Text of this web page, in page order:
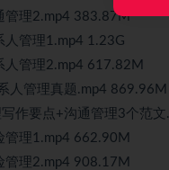
管理2.mp4 383.87M
人管理1.mp4 1.23G
人管理2.mp4 617.82M
人管理真题.mp4 869.96M
作要点+沟通管理3个范
管理1.mp4 662.90M
管理2.mp4 908.17M